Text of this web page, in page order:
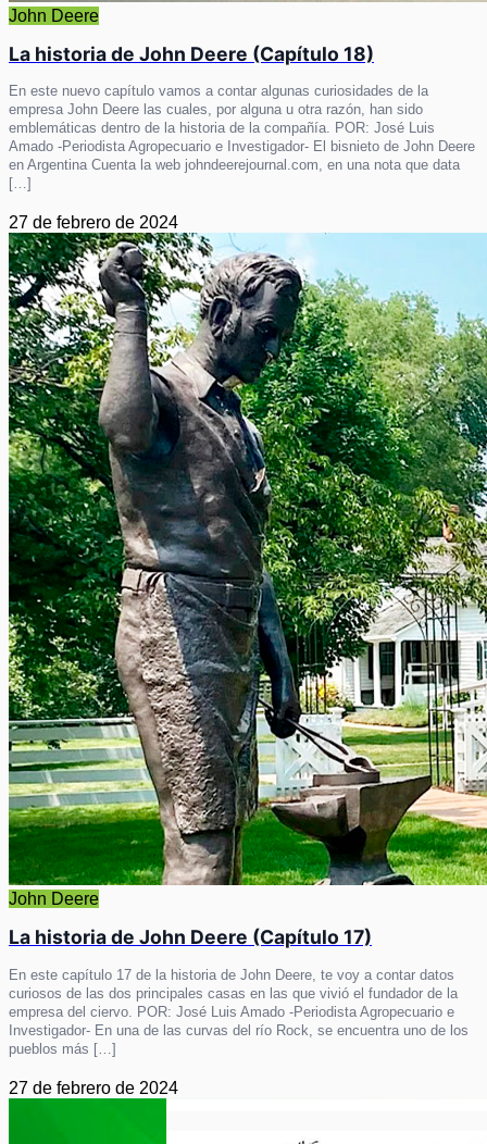
John Deere
La historia de John Deere (Capítulo 18)
En este nuevo capítulo vamos a contar algunas curiosidades de la
empresa John Deere las cuales, por alguna u otra razón, han sido
emblemáticas dentro de la historia de la compañía. POR: José Luis
Amado -Periodista Agropecuario e Investigador- El bisnieto de John Deere
en Argentina Cuenta la web johndeerejournal.com, en una nota que data
[…]
27 de febrero de 2024
John Deere
La historia de John Deere (Capítulo 17)
En este capítulo 17 de la historia de John Deere, te voy a contar datos
curiosos de las dos principales casas en las que vivió el fundador de la
empresa del ciervo. POR: José Luis Amado -Periodista Agropecuario e
Investigador- En una de las curvas del río Rock, se encuentra uno de los
pueblos más […]
27 de febrero de 2024